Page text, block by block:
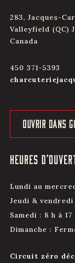
283, Jacques-
Valleyfield (QC)
Canada
450 371-5393
OUVRIR DANS
HEURES
Lundi au
Jeudi & vendredi
Samedi : 8 h à 17
Dimanche :
Circuit zéro